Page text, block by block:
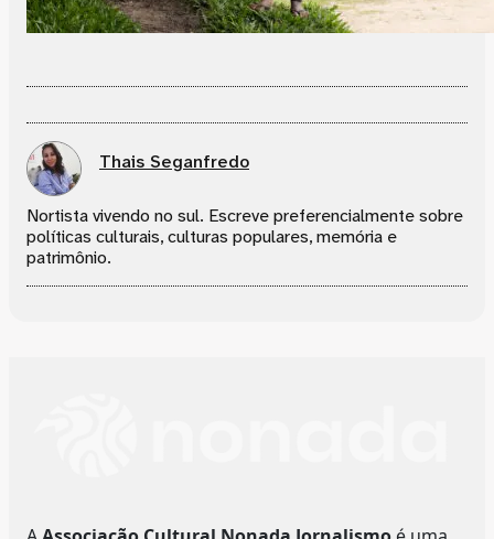
Thais Seganfredo
Nortista vivendo no sul. Escreve preferencialmente sobre
políticas culturais, culturas populares, memória e
patrimônio.